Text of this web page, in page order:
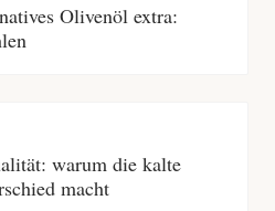
Olivenöl extra:
warum die kalte
macht